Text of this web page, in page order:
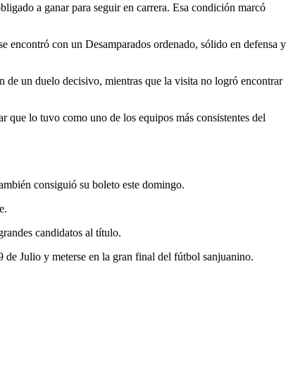
a ganar para seguir en carrera. Esa condición marcó
encontró con un Desamparados ordenado, sólido en defensa y
un duelo decisivo, mientras que la visita no logró encontrar
lo tuvo como uno de los equipos más consistentes del
consiguió su boleto este domingo.
candidatos al título.
Julio y meterse en la gran final del fútbol sanjuanino.